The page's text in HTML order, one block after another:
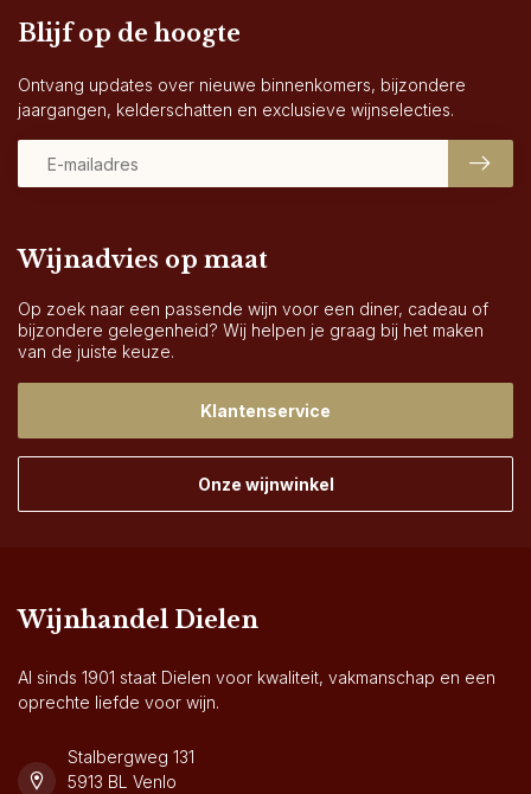
Wijnadvies op maat
Op zoek naar een passende wijn voor een diner, cadeau of
bijzondere gelegenheid? Wij helpen je graag bij het maken
van de juiste keuze.
Klantenservice
Onze wijnwinkel
Blijf op de hoogte
Ontvang updates over nieuwe binnenkomers, bijzondere
jaargangen, kelderschatten en exclusieve wijnselecties.
Wijnhandel Dielen
Al sinds 1901 staat Dielen voor kwaliteit, vakmanschap en een
oprechte liefde voor wijn.
Stalbergweg 131
5913 BL Venlo